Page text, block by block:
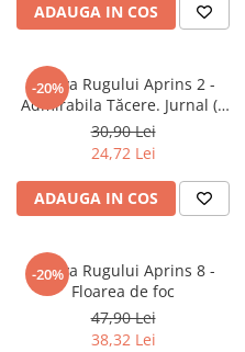
ADAUGA IN COS
-20%
Arhiva Rugului Aprins 2 -
Admirabila Tăcere. Jurnal (2
Iulie1967 - 29 Septembrie
1968)
30,90 Lei
24,72 Lei
ADAUGA IN COS
-20%
Arhiva Rugului Aprins 8 -
Floarea de foc
47,90 Lei
38,32 Lei